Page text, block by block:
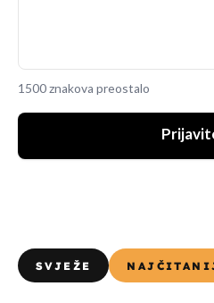
1500 znakova preostalo
SVJEŽE